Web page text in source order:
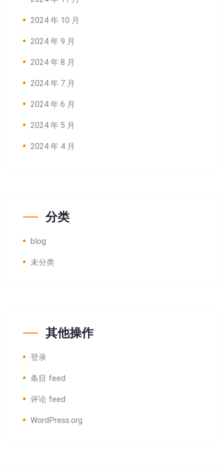
2024 年 10 月
2024 年 9 月
2024 年 8 月
2024 年 7 月
2024 年 6 月
2024 年 5 月
2024 年 4 月
分类
blog
未分类
其他操作
登录
条目 feed
评论 feed
WordPress.org